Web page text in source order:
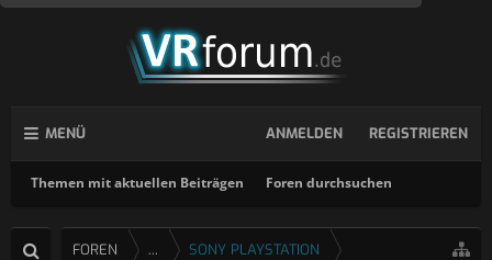
MENÜ
Themen mit aktuellen Beiträgen Foren durchsuchen
ANMELDEN REGISTRIEREN
FOREN ... SONY PLAYSTATION